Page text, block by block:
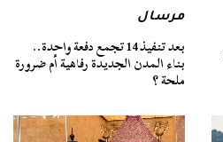
مرسال
بعد تنفيذ 14 تجمع دفعة واحدة..
بناء المدن الجديدة رفاهية أم ضرورة
ملحة ؟